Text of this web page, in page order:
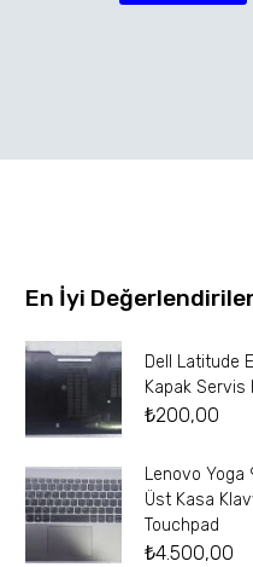
En İyi
Dell Latitude
Kapak Servis
₺200,00
Lenovo Yoga
Üst Kasa
Touchpad
₺4.500,00